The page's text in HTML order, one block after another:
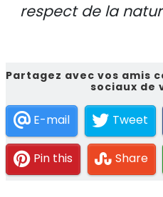
respect de la
Partagez avec vos amis
sociaux de
E-mail Tweet
Pin this Share